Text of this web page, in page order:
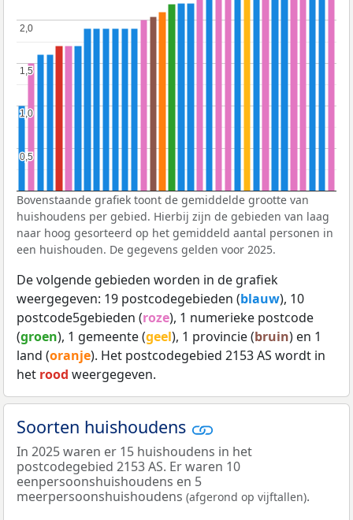
0,5
0,5
1,0
1,0
1,5
1,5
2,0
2,0
Bovenstaande grafiek toont de gemiddelde grootte van
huishoudens per gebied. Hierbij zijn de gebieden van laag
naar hoog gesorteerd op het gemiddeld aantal personen in
een huishouden. De gegevens gelden voor 2025.
De volgende gebieden worden in de grafiek
weergegeven: 19 postcodegebieden (blauw), 10
postcode5gebieden (roze), 1 numerieke postcode
(groen), 1 gemeente (geel), 1 provincie (bruin) en 1
land (oranje). Het postcodegebied 2153 AS wordt in
het rood weergegeven.
Soorten huishoudens
In 2025 waren er 15 huishoudens in het
postcodegebied 2153 AS. Er waren 10
eenpersoonshuishoudens en 5
meerpersoonshuishoudens (afgerond op vijftallen).